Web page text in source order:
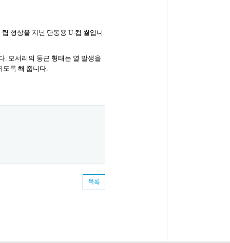
형상을 지닌 단동용 U-컵 씰입니
. 모서리의 둥근 형태는 열 발생을
도록 해 줍니다.
목록